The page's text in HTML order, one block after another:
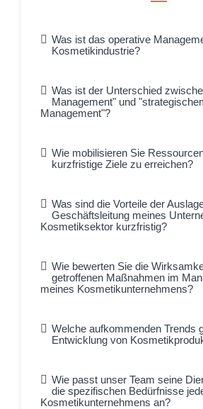
Was ist das operative
Kosmetikindustrie?
Was ist der Unterschied
Management" und
Management"?
Wie mobilisieren Sie
kurzfristige Ziele zu erreichen?
Was sind die Vorteile der
Geschäftsleitung meines
Kosmetiksektor kurzfristig?
Wie bewerten Sie die
getroffenen Maßnahmen im
meines Kosmetikunternehmens?
Welche aufkommenden Trends
Entwicklung von
Wie passt unser Team seine
die spezifischen Bedürfnisse
Kosmetikunternehmens an?